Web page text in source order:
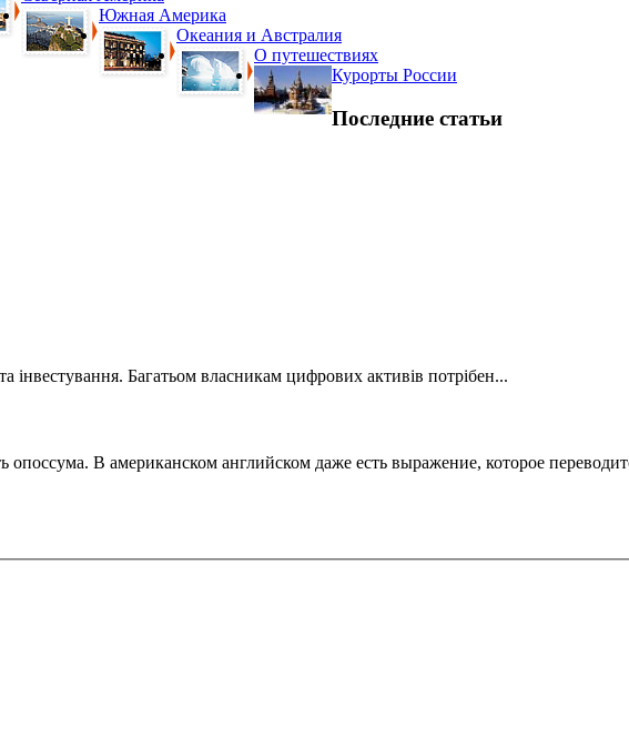
Южная Америка
Океания и Австралия
О путешествиях
Курорты России
Последние статьи
інвестування. Багатьом власникам цифрових активів потрібен...
В американском английском даже есть выражение, которое